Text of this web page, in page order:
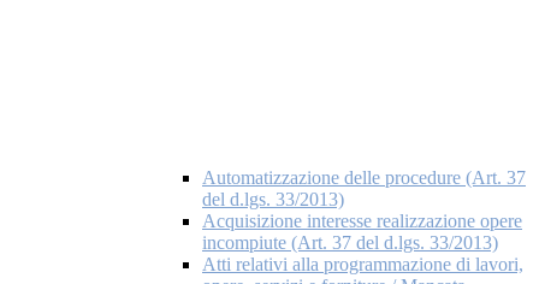
Automatizzazione delle procedure (Art. 37
del d.lgs. 33/2013)
Acquisizione interesse realizzazione opere
incompiute (Art. 37 del d.lgs. 33/2013)
Atti relativi alla programmazione di lavori,